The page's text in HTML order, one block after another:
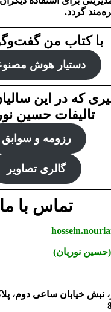
گردد.
با کتاب من
دستیار هوش‌
که در این
تالیفات حسین
رزومه و سوابق
گالری تصاویر
تماس با ما